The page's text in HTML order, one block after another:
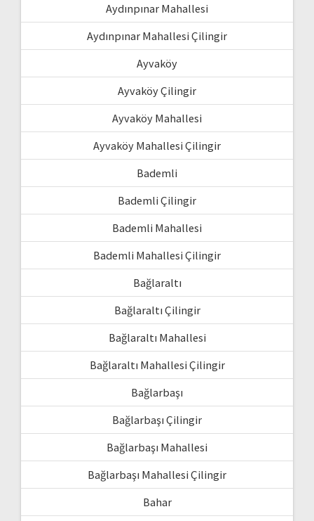
Aydınpınar Mahallesi
Aydınpınar Mahallesi Çilingir
Ayvaköy
Ayvaköy Çilingir
Ayvaköy Mahallesi
Ayvaköy Mahallesi Çilingir
Bademli
Bademli Çilingir
Bademli Mahallesi
Bademli Mahallesi Çilingir
Bağlaraltı
Bağlaraltı Çilingir
Bağlaraltı Mahallesi
Bağlaraltı Mahallesi Çilingir
Bağlarbaşı
Bağlarbaşı Çilingir
Bağlarbaşı Mahallesi
Bağlarbaşı Mahallesi Çilingir
Bahar